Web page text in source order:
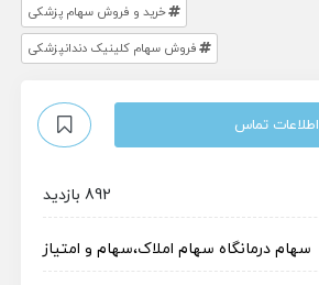
خرید و فروش سهام پزشکی
فروش سهام کلینیک دندانپزشکی
اطلاعات تماس
892 بازدید
سهام درمانگاه سهام املاک،سهام و امتیاز